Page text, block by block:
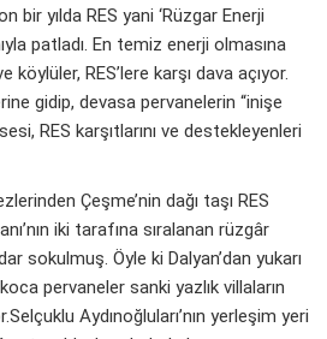
bir yılda RES yani ‘Rüzgar Enerji
patladı. En temiz enerji olmasına
RES’lere karşı dava açıyor.
gidip, devasa pervanelerin “inişe
RES karşıtlarını ve destekleyenleri
Çeşme’nin dağı taşı RES
iki tarafına sıralanan rüzgâr
sokulmuş. Öyle ki Dalyan’dan yukarı
pervaneler sanki yazlık villaların
Aydınoğluları’nın yerleşim yeri